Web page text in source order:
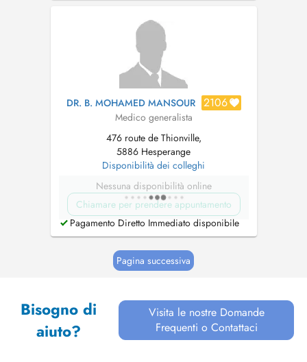
créneaux disponibles. Consultations sur
DR. B. MOHAMED MANSOUR 2106
Medico generalista
476 route de Thionville,
5886 Hesperange
Disponibilità dei colleghi
Nessuna disponibilità online
Chiamare per prendere appuntamento
Pagamento Diretto Immediato disponibile
Pagina successiva
Bisogno di
aiuto?
Visita le nostre Domande
Frequenti o Contattaci